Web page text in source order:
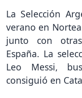
La Selección
verano en
junto con
España. La
Leo Messi,
consiguió en